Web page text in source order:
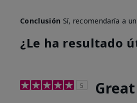
Conclusión Sí, recomendaría a
¿Le ha resultado
5